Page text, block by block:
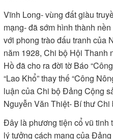
Vĩnh Long- vùng đất giàu
mạng- đã sớm hình thành
với phong trào đấu tranh của
năm 1928, Chi bộ Hội Thanh
Hồ đã cho ra đời tờ Báo
“Lao Khổ” thay thế “Công
luận của Chi bộ Đảng Cộng
Nguyễn Văn Thiệt- Bí thư Chi
Đây là phương tiện cổ vũ tinh
lý tưởng cách mạng của